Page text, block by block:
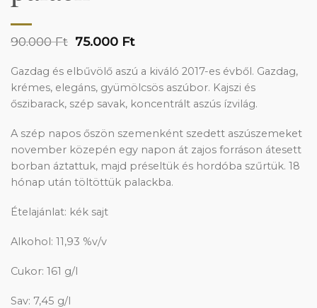
90.000Ft Original
was:
90.000 Ft.
75.000 FtCurrent
is:
75.000 Ft.
Gazdag és elbűvölő aszú a kiváló 2017-es évből. Gazdag,
krémes, elegáns, gyümölcsös aszúbor. Kajszi és
őszibarack, szép savak, koncentrált aszús ízvilág.
A szép napos őszön szemenként szedett aszúszemeket
november közepén egy napon át zajos forráson átesett
borban áztattuk, majd préseltük és hordóba szűrtük. 18
hónap után töltöttük palackba.
Ételajánlat: kék sajt
Alkohol: 11,93 %v/v
Cukor: 161 g/l
Sav: 7,45 g/l